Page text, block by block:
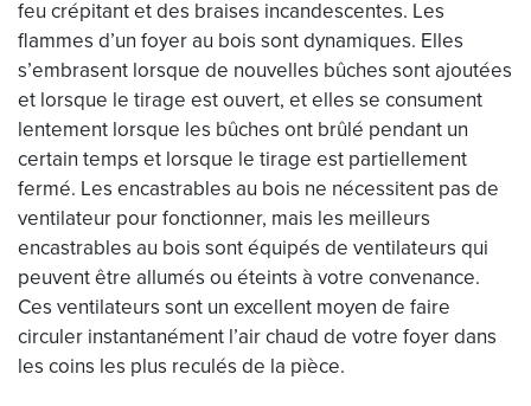
feu crépitant et des braises incandescentes. Les
flammes d’un foyer au bois sont dynamiques. Elles
s’embrasent lorsque de nouvelles bûches sont ajoutées
et lorsque le tirage est ouvert, et elles se consument
lentement lorsque les bûches ont brûlé pendant un
certain temps et lorsque le tirage est partiellement
fermé. Les encastrables au bois ne nécessitent pas de
ventilateur pour fonctionner, mais les meilleurs
encastrables au bois sont équipés de ventilateurs qui
peuvent être allumés ou éteints à votre convenance.
Ces ventilateurs sont un excellent moyen de faire
circuler instantanément l’air chaud de votre foyer dans
les coins les plus reculés de la pièce.